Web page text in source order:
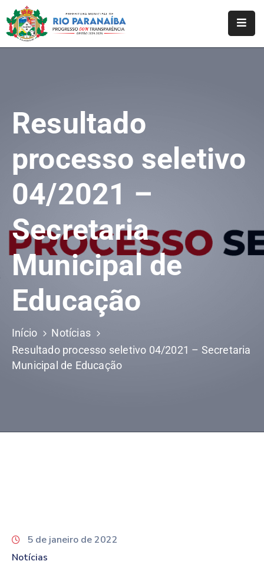
Prefeitura
Notícias
Serviços
Webmail
Resultado
processo seletivo
04/2021 –
Secretaria
Municipal de
Educação
Início
Notícias
Resultado processo seletivo 04/2021 – Secretaria
Municipal de Educação
5 de janeiro de 2022
Notícias